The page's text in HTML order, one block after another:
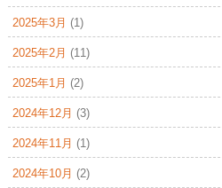
2025年3月 (1)
2025年2月 (11)
2025年1月 (2)
2024年12月 (3)
2024年11月 (1)
2024年10月 (2)